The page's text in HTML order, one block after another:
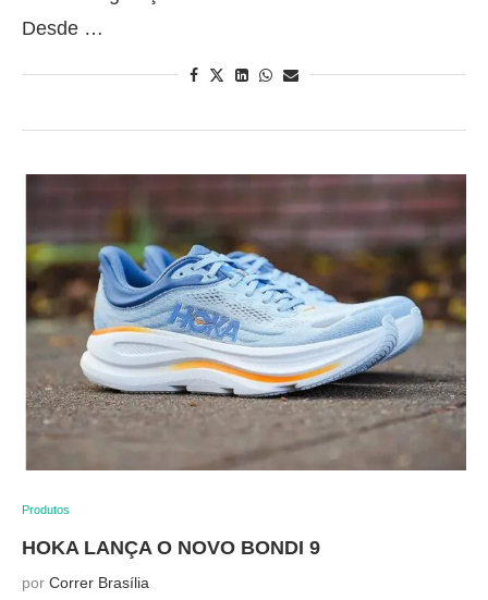
Desde …
Produtos
HOKA LANÇA O NOVO BONDI 9
por Correr Brasília